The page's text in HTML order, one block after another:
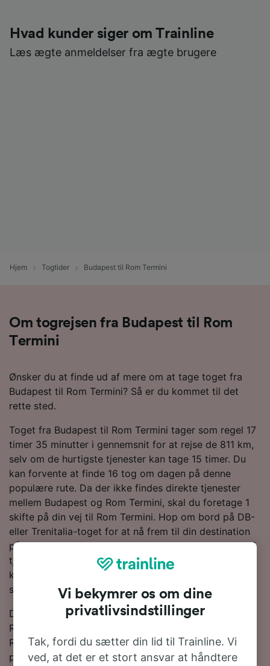
Hvad kunder siger om Trainline
Læs ægte anmeldelser fra ægte brugere
Hjem Togtider Budapest til Rom Termini
Om togrejsen fra Budapest til Rom
Termini
Ønsker du at finde ud af mere om at tage toget fra
Budapest til Rom Termini? Så er du kommet til det
rette sted.
Toget fra Budapest til Rom Termini tager som regel 17
timer 35 minutter i gennemsnit for at rejse de 811 km,
selv om de hurtigste tjenester kan tage 15 timer. Du
kan forvente at finde 16 tog om dagen på denne
populære rute. Da der ikke findes direkte tjenester
mellem Budapest og Rom Termini, skal du foretage 1
skifte på din vej til Rom Termini. Hop om bord på DB-
eller Trenitalia-toget for at nå frem til din destination
på 0,5. Disse togselskaber er de største operatører af
tjenester på denne rute og kører med moderne og
komfortable tog, der vil gøre din rejse så afslappet
som muligt.
Du kan spare penge på togbilletter fra Budapest til
Rom Termini, hvis du bestiller i forvejen. Brug vores
Rejseplanlægger øverst på siden for at sammenligne
priser og få de billigste billetter.
Vi bekymrer os om dine
privatlivsindstillinger
Tak, fordi du sætter din lid til Trainline. Vi
ved, at det er et stort ansvar at håndtere